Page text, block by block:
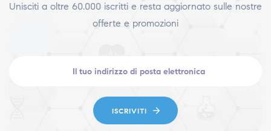
Unisciti a oltre 60.000 iscritti e resta aggiornato sulle nostre
offerte e promozioni
ISCRIVITI